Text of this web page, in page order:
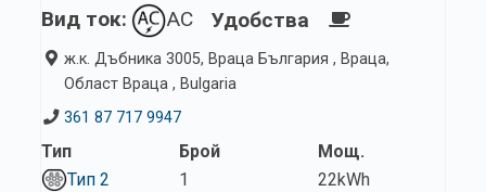
Вид ток:
AC Удобства
ж.к. Дъбника 3005, Враца България , Враца,
Област Враца , Bulgaria
361 87 717 9947
Тип
Тип 2
Брой
1
Мощ.
22kWh